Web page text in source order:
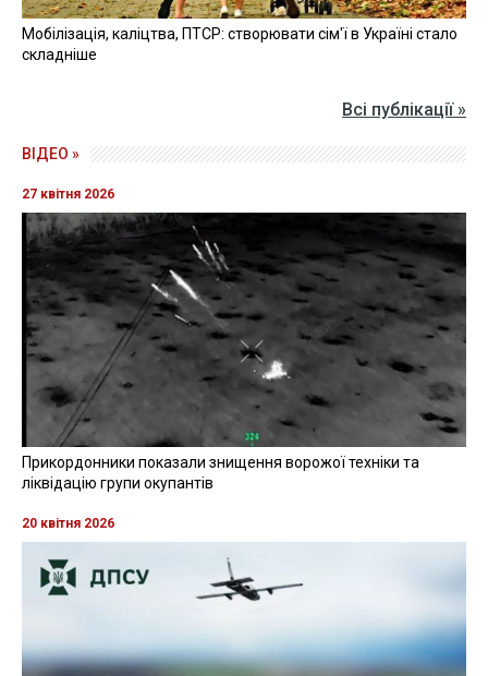
Мобілізація, каліцтва, ПТСР: створювати сім'ї в Україні стало
складніше
Всі публікації »
ВІДЕО »
27 квітня 2026
Прикордонники показали знищення ворожої техніки та
ліквідацію групи окупантів
20 квітня 2026